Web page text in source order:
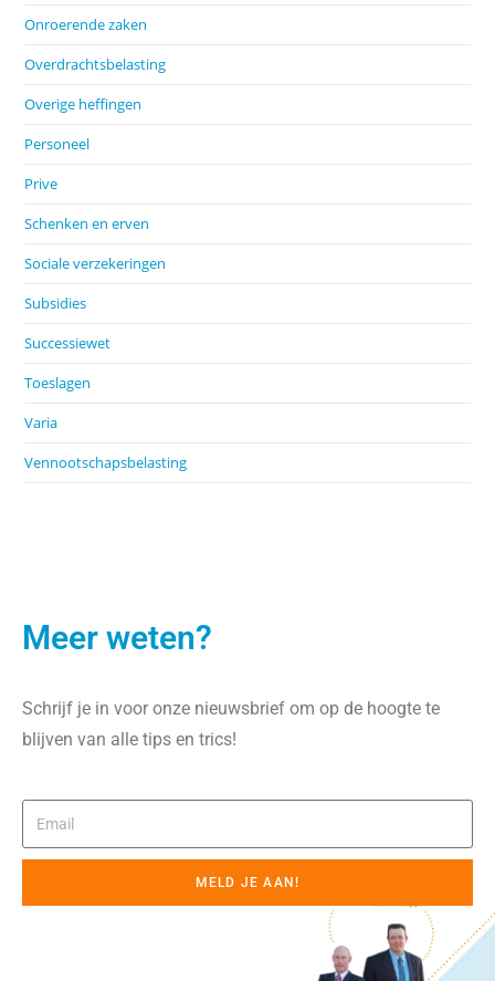
Onroerende zaken
Overdrachtsbelasting
Overige heffingen
Personeel
Prive
Schenken en erven
Sociale verzekeringen
Subsidies
Successiewet
Toeslagen
Varia
Vennootschapsbelasting
Meer weten?
Schrijf je in voor onze nieuwsbrief om op de hoogte te
blijven van alle tips en trics!
MELD JE AAN!